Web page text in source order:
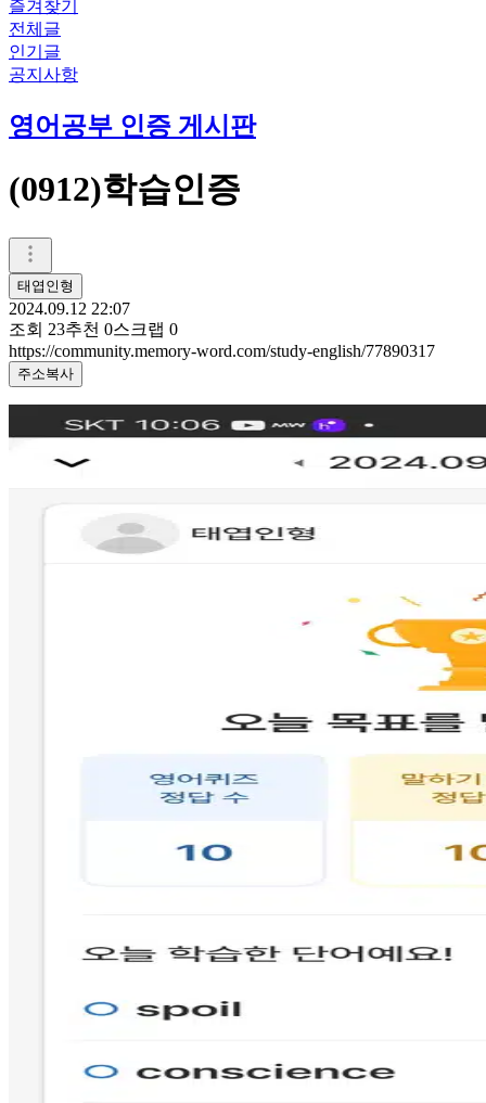
즐겨찾기
전체글
인기글
공지사항
영어공부 인증 게시판
(0912)학습인증
태엽인형
2024.09.12 22:07
조회 23추천 0스크랩 0
https://community.memory-word.com/study-english/77890317
주소복사